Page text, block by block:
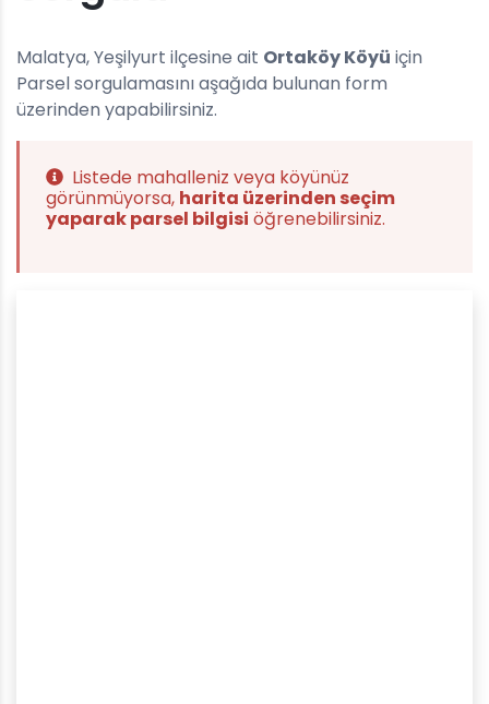
Malatya, Yeşilyurt ilçesine ait Ortaköy Köyü için
Parsel sorgulamasını aşağıda bulunan form
üzerinden yapabilirsiniz.
Listede mahalleniz veya köyünüz
görünmüyorsa, harita üzerinden seçim
yaparak parsel bilgisi öğrenebilirsiniz.